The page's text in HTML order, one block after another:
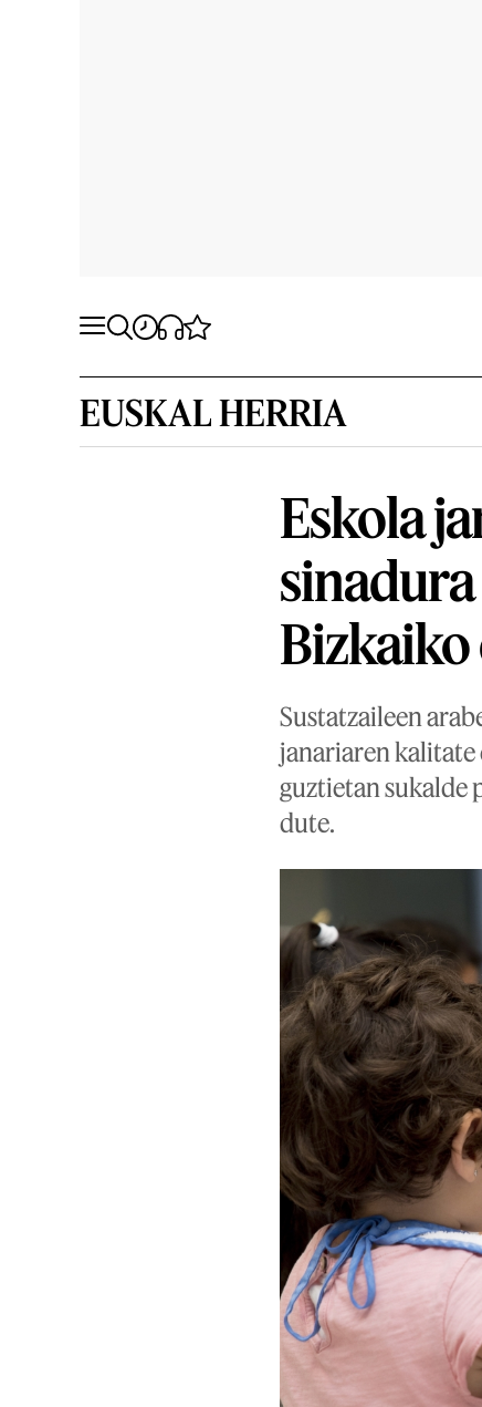
EUSKAL HERRIA
Eskola
Sustatzaileen
janariaren kalitate
guztietan sukalde
dute.